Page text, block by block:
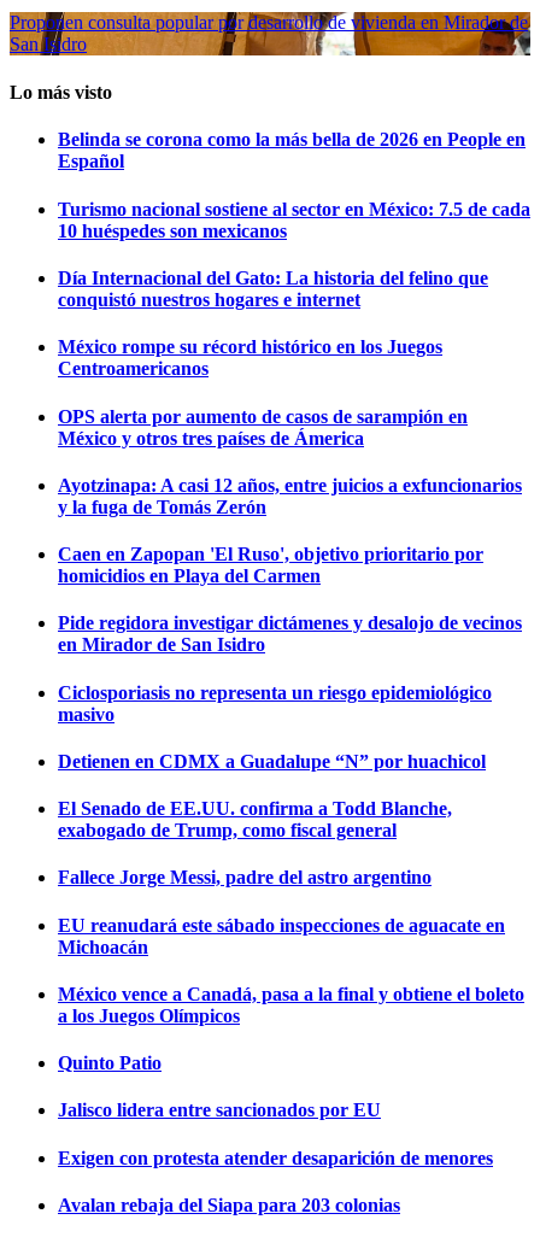
Proponen consulta popular por desarrollo de vivienda en Mirador de
San Isidro
Lo más visto
Belinda se corona como la más bella de 2026 en People en
Español
Turismo nacional sostiene al sector en México: 7.5 de cada
10 huéspedes son mexicanos
Día Internacional del Gato: La historia del felino que
conquistó nuestros hogares e internet
México rompe su récord histórico en los Juegos
Centroamericanos
OPS alerta por aumento de casos de sarampión en
México y otros tres países de Ámerica
Ayotzinapa: A casi 12 años, entre juicios a exfuncionarios
y la fuga de Tomás Zerón
Caen en Zapopan 'El Ruso', objetivo prioritario por
homicidios en Playa del Carmen
Pide regidora investigar dictámenes y desalojo de vecinos
en Mirador de San Isidro
Ciclosporiasis no representa un riesgo epidemiológico
masivo
Detienen en CDMX a Guadalupe “N” por huachicol
El Senado de EE.UU. confirma a Todd Blanche,
exabogado de Trump, como fiscal general
Fallece Jorge Messi, padre del astro argentino
EU reanudará este sábado inspecciones de aguacate en
Michoacán
México vence a Canadá, pasa a la final y obtiene el boleto
a los Juegos Olímpicos
Quinto Patio
Jalisco lidera entre sancionados por EU
Exigen con protesta atender desaparición de menores
Avalan rebaja del Siapa para 203 colonias